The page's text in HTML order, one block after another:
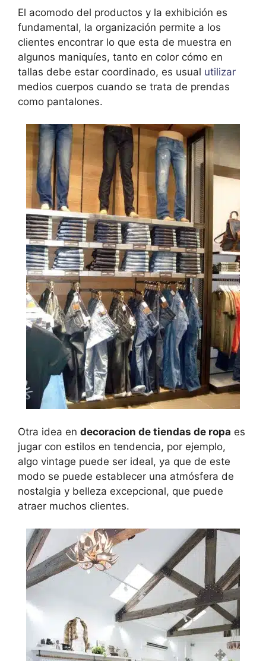
El acomodo del productos y la exhibición es
fundamental, la organización permite a los
clientes encontrar lo que esta de muestra en
algunos maniquíes, tanto en color cómo en
tallas debe estar coordinado, es usual utilizar
medios cuerpos cuando se trata de prendas
como pantalones.
Otra idea en decoracion de tiendas de ropa es
jugar con estilos en tendencia, por ejemplo,
algo vintage puede ser ideal, ya que de este
modo se puede establecer una atmósfera de
nostalgia y belleza excepcional, que puede
atraer muchos clientes.